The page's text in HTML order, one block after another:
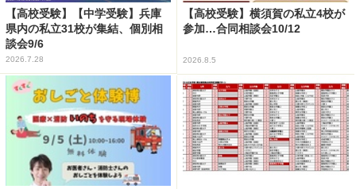
【高校受験】【中学受験】兵庫
県内の私立31校が集結、個別相
談会9/6
2026.7.28
【高校受験】横須賀の私立4校が
参加…合同相談会10/12
2026.8.5